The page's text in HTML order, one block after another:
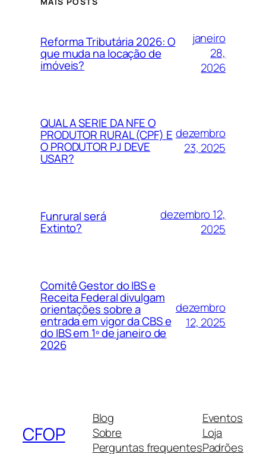
Reforma Tributária 2026: O
que muda na locação de
imóveis?
janeiro
28,
2026
QUAL A SERIE DA NFE O
PRODUTOR RURAL (CPF) E
O PRODUTOR PJ DEVE
USAR?
dezembro
23, 2025
Funrural será
Extinto?
dezembro 12,
2025
Comitê Gestor do IBS e
Receita Federal divulgam
orientações sobre a
entrada em vigor da CBS e
do IBS em 1º de janeiro de
2026
dezembro
12, 2025
CFOP
Blog
Sobre
Perguntas frequentes
Eventos
Loja
Padrões